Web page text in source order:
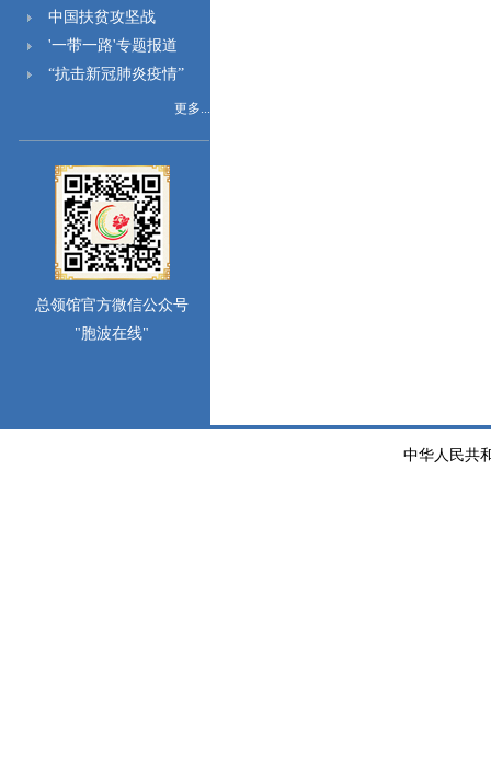
中国扶贫攻坚战
'一带一路'专题报道
“抗击新冠肺炎疫情”
更多...
总领馆官方微信公众号
"胞波在线"
中华人民共